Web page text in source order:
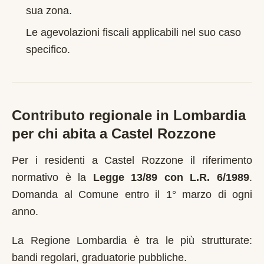
sua zona.
Le agevolazioni fiscali applicabili nel suo caso
specifico.
Contributo regionale in Lombardia
per chi abita a Castel Rozzone
Per i residenti a Castel Rozzone il riferimento
normativo è la
Legge 13/89 con L.R. 6/1989.
Domanda al Comune entro il 1° marzo di ogni
anno.
La Regione Lombardia è tra le più strutturate:
bandi regolari, graduatorie pubbliche.